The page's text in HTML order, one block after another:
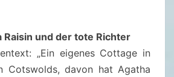
A
Raisin und der tote Richter
„Ein eigenes Cottage in
Cotswolds, davon hat Agatha